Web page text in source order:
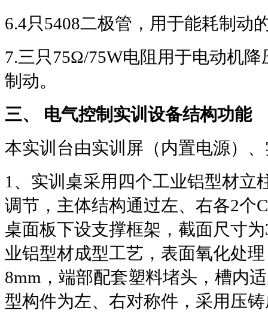
6.4只5408二极管，用于能耗制动
7.三只75Ω/75W电阻用于电动机降
制动。
三、 电气控制实训设备结构功能
本实训台由实训屏（内置电源）
1 、实训桌采用四个工业铝型材立
调节，主体结构通过左、右各2个C
桌面板下设支撑框架，截面尺寸为
业铝型材成型工艺，表面氧化处
8mm ，端部配套塑料堵头，槽内
型构件为左、右对称件，采用压